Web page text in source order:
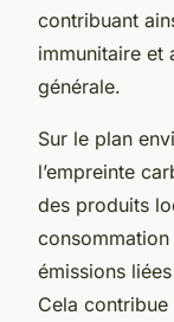
contribuant
immunitaire et
générale.
Sur le plan
l’empreinte
des produits
émissions
Cela